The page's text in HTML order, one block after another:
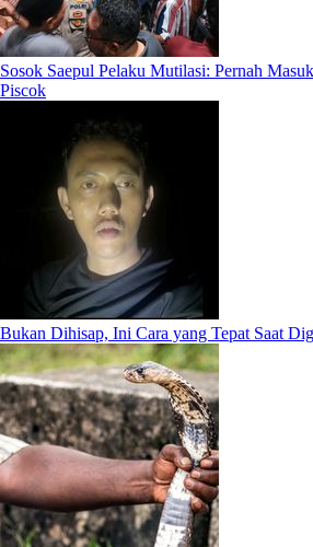
Sosok Saepul Pelaku Mutilasi: Pernah
Piscok
Bukan Dihisap, Ini Cara yang Tepat Saat